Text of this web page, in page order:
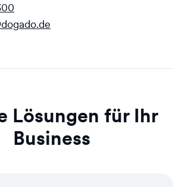
Lösungen für Ihr
Business